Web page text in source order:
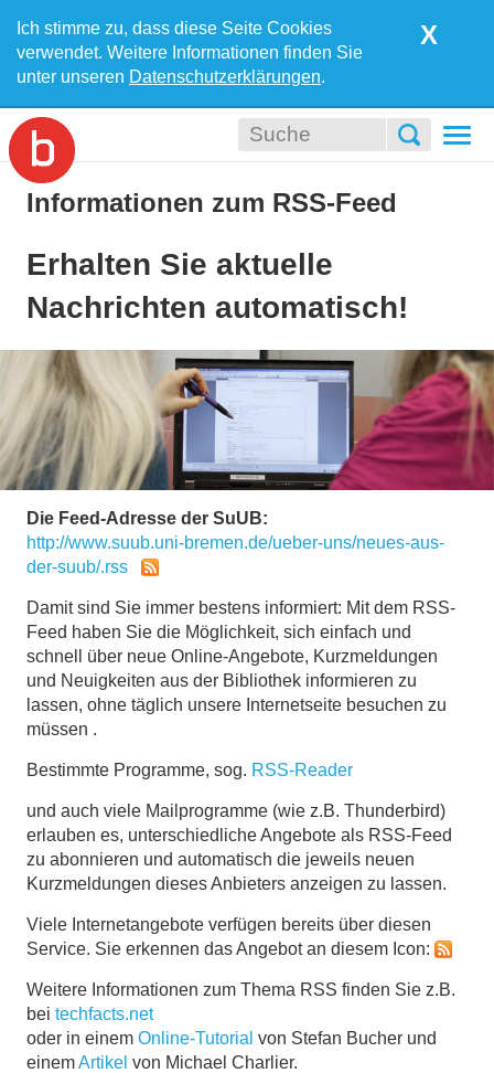
Ich stimme zu, dass diese Seite Cookies
verwendet. Weitere Informationen finden Sie
unter unseren Datenschutzerklärungen.
X
Informationen zum RSS-Feed
Erhalten Sie aktuelle
Nachrichten automatisch!
Die Feed-Adresse der SuUB:
http://www.suub.uni-bremen.de/ueber-uns/neues-aus-
der-suub/.rss
Damit sind Sie immer bestens informiert: Mit dem RSS-
Feed haben Sie die Möglichkeit, sich einfach und
schnell über neue Online-Angebote, Kurzmeldungen
und Neuigkeiten aus der Bibliothek informieren zu
lassen, ohne täglich unsere Internetseite besuchen zu
müssen .
Bestimmte Programme, sog. RSS-Reader
und auch viele Mailprogramme (wie z.B. Thunderbird)
erlauben es, unterschiedliche Angebote als RSS-Feed
zu abonnieren und automatisch die jeweils neuen
Kurzmeldungen dieses Anbieters anzeigen zu lassen.
Viele Internetangebote verfügen bereits über diesen
Service. Sie erkennen das Angebot an diesem Icon:
Weitere Informationen zum Thema RSS finden Sie z.B.
bei techfacts.net
oder in einem Online-Tutorial von Stefan Bucher und
einemArtikel von Michael Charlier.